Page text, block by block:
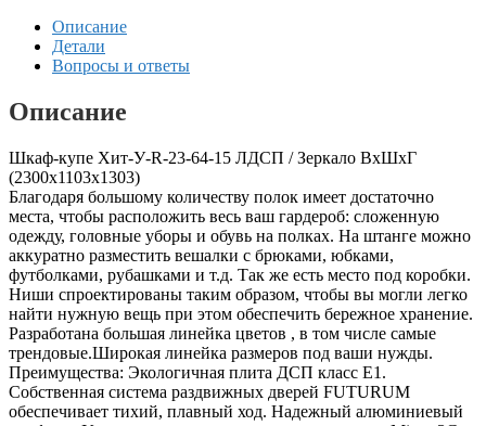
Описание
Детали
Вопросы и ответы
Описание
Шкаф-купе Хит-У-R-23-64-15 ЛДСП / Зеркало ВхШхГ
(2300х1103х1303)
Благодаря большому количеству полок имеет достаточно
места, чтобы расположить весь ваш гардероб: сложенную
одежду, головные уборы и обувь на полках. На штанге можно
аккуратно разместить вешалки с брюками, юбками,
футболками, рубашками и т.д. Так же есть место под коробки.
Ниши спроектированы таким образом, чтобы вы могли легко
найти нужную вещь при этом обеспечить бережное хранение.
Разработана большая линейка цветов , в том числе самые
трендовые.Широкая линейка размеров под ваши нужды.
Преимущества: Экологичная плита ДСП класс E1.
Собственная система раздвижных дверей FUTURUM
обеспечивает тихий, плавный ход. Надежный алюминиевый